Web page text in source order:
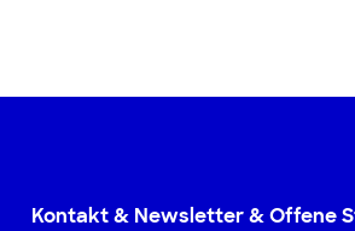
Kontakt & Newsletter & Offene